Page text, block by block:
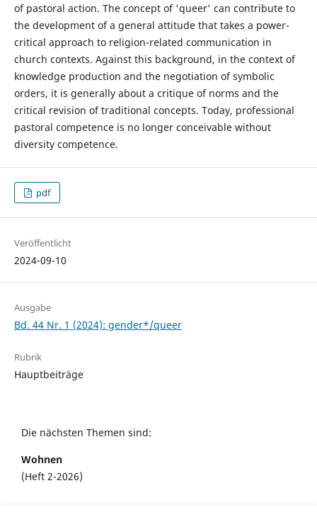
of pastoral action. The concept of 'queer' can contribute to
the development of a general attitude that takes a power-
critical approach to religion-related communication in
church contexts. Against this background, in the context of
knowledge production and the negotiation of symbolic
orders, it is generally about a critique of norms and the
critical revision of traditional concepts. Today, professional
pastoral competence is no longer conceivable without
diversity competence.
pdf
Veröffentlicht
2024-09-10
Ausgabe
Bd. 44 Nr. 1 (2024): gender*/queer
Rubrik
Hauptbeiträge
Die nächsten Themen sind:
Wohnen
(Heft 2-2026)